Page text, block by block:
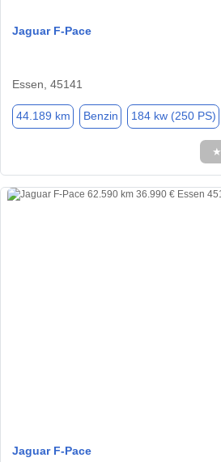
Jaguar F-Pace
Essen, 45141
44.189 km Benzin 184 kw (250 PS)
★
Jaguar F-Pace